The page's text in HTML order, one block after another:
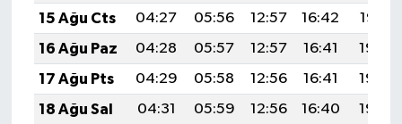
15 Ağu Cts
04:27 05:56 12:57 16:42
19:47
16 Ağu Paz
04:28 05:57 12:57 16:41
19:46
17 Ağu Pts
04:29 05:58 12:56 16:41
19:45
18 Ağu Sal
04:31 05:59 12:56 16:40
19:43